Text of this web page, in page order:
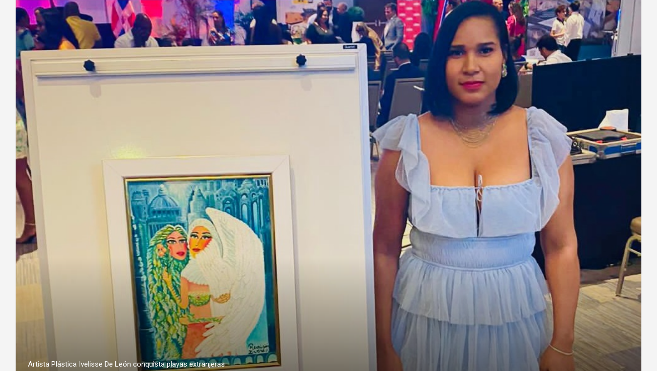
Artista Plástica Ivelisse De León conquista playas extranjeras